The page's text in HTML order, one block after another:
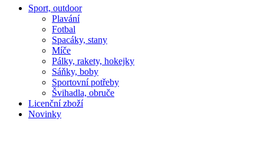
Sport, outdoor
Plavání
Fotbal
Spacáky, stany
Míče
Pálky, rakety, hokejky
Sáňky, boby
Sportovní potřeby
Švihadla, obruče
Licenční zboží
Novinky